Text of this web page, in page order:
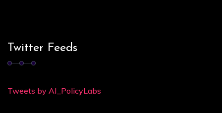
Twitter Feeds
Tweets by AI_PolicyLabs